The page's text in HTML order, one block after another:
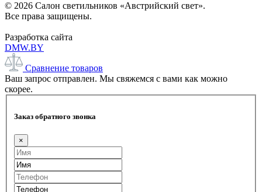
© 2026 Салон светильников «Австрийский свет».
Все права защищены.
Разработка сайта
DMW.BY
Сравнение товаров
Ваш запрос отправлен. Мы свяжемся с вами как можно
скорее.
Заказ обратного звонка
×